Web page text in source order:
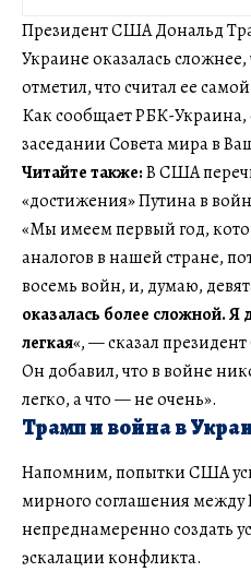
Президент США Дональд
Украине оказалась
отметил, что считал ее
Как сообщает РБК-Украина,
заседании Совета мира в
Читайте также:В США
«достижения» Путина в
«Мы имеем первый год,
аналогов в нашей стране,
восемь войн, и, думаю,
оказалась более сложной. Я
легкая«, — сказал
Он добавил, что в войне
легко, а что — не очень».
Трамп и война в
Напомним, попытки США
мирного соглашения между
непреднамеренно создать
эскалации конфликта.